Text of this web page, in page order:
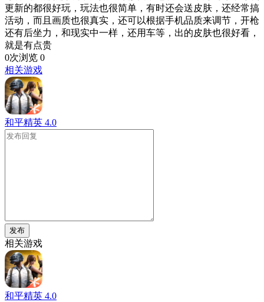
更新的都很好玩，玩法也很简单，有时还会送皮肤，还经常搞
活动，而且画质也很真实，还可以根据手机品质来调节，开枪
还有后坐力，和现实中一样，还用车等，出的皮肤也很好看，
就是有点贵
0次浏览 0
相关游戏
和平精英 4.0
发布
相关游戏
和平精英 4.0